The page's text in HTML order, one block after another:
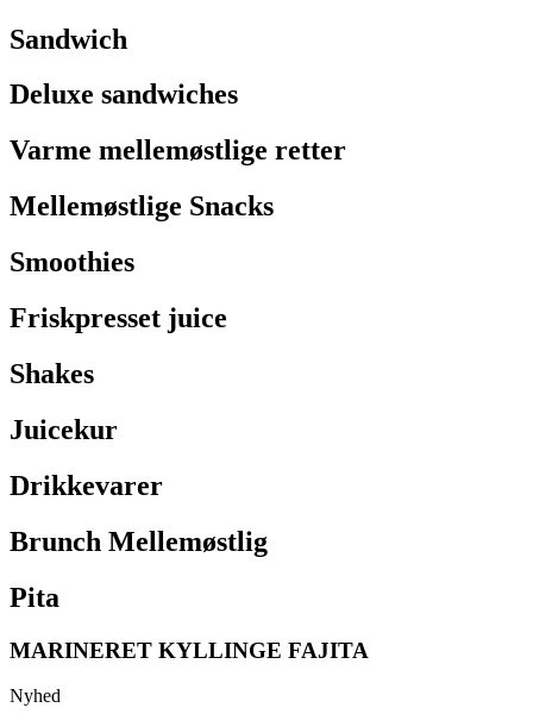
Sandwich
Deluxe sandwiches
Varme mellemøstlige retter
Mellemøstlige Snacks
Smoothies
Friskpresset juice
Shakes
Juicekur
Drikkevarer
Brunch Mellemøstlig
Pita
MARINERET KYLLINGE FAJITA
Nyhed